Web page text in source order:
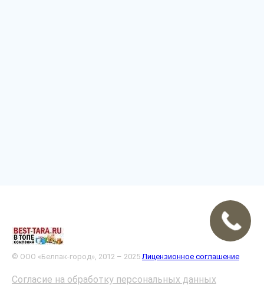
© ООО «Белпак-город», 2012 – 2025 Лицензионное соглашение
Согласие на обработку персональных данных